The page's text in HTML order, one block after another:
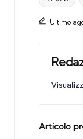
Ultimo
Post
Articolo